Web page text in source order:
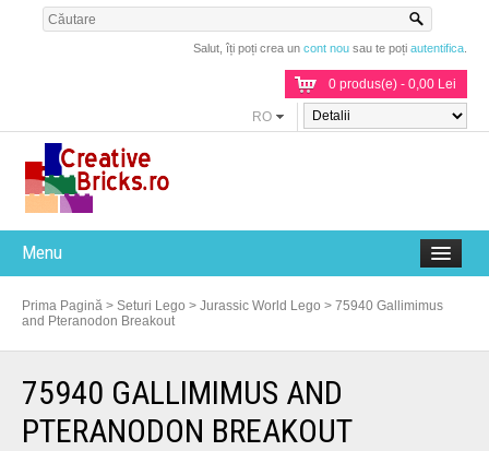
Salut, îți poți crea un cont nou sau te poți autentifica
0 produs(e) - 0,00 Lei
RO
Menu
Prima Pagină > Seturi Lego > Jurassic World Lego > 75940 Gallimimus
and Pteranodon Breakout
75940 GALLIMIMUS AND
PTERANODON BREAKOUT